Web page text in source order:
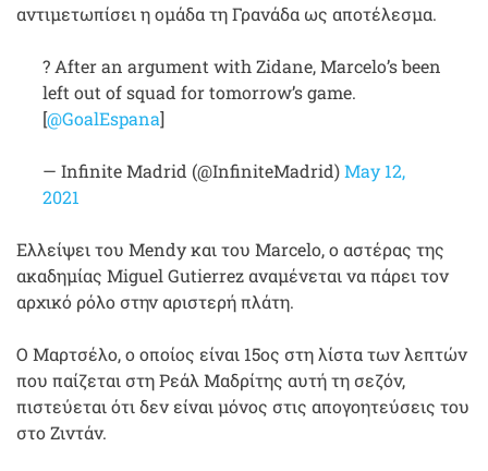
αντιμετωπίσει η ομάδα τη Γρανάδα ως αποτέλεσμα.
? After an argument with Zidane, Marcelo’s been
left out of squad for tomorrow’s game.
[@GoalEspana]
— Infinite Madrid (@InfiniteMadrid)May 12,
2021
Ελλείψει του Mendy και του Marcelo, ο αστέρας της
ακαδημίας Miguel Gutierrez αναμένεται να πάρει τον
αρχικό ρόλο στην αριστερή πλάτη.
Ο Μαρτσέλο, ο οποίος είναι 15ος στη λίστα των λεπτών
που παίζεται στη Ρεάλ Μαδρίτης αυτή τη σεζόν,
πιστεύεται ότι δεν είναι μόνος στις απογοητεύσεις του
στο Ζιντάν.